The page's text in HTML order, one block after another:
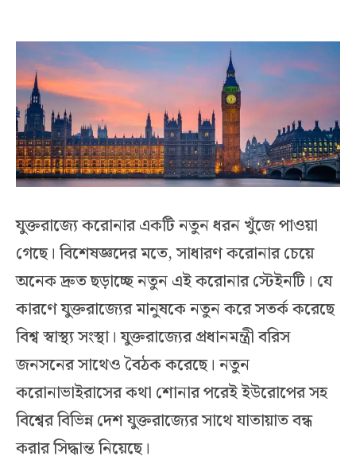
যুক্তরাজ্যে করোনার একটি নতুন ধরন খুঁজে পাওয়া
গেছে। বিশেষজ্ঞদের মতে, সাধারণ করোনার চেয়ে
অনেক দ্রুত ছড়াচ্ছে নতুন এই করোনার স্টেইনটি। যে
কারণে যুক্তরাজ্যের মানুষকে নতুন করে সতর্ক করেছে
বিশ্ব স্বাস্থ্য সংস্থা। যুক্তরাজ্যের প্রধানমন্ত্রী বরিস
জনসনের সাথেও বৈঠক করেছে। নতুন
করোনাভাইরাসের কথা শোনার পরেই ইউরোপের সহ
বিশ্বের বিভিন্ন দেশ যুক্তরাজ্যের সাথে যাতায়াত বন্ধ
করার সিদ্ধান্ত নিয়েছে।